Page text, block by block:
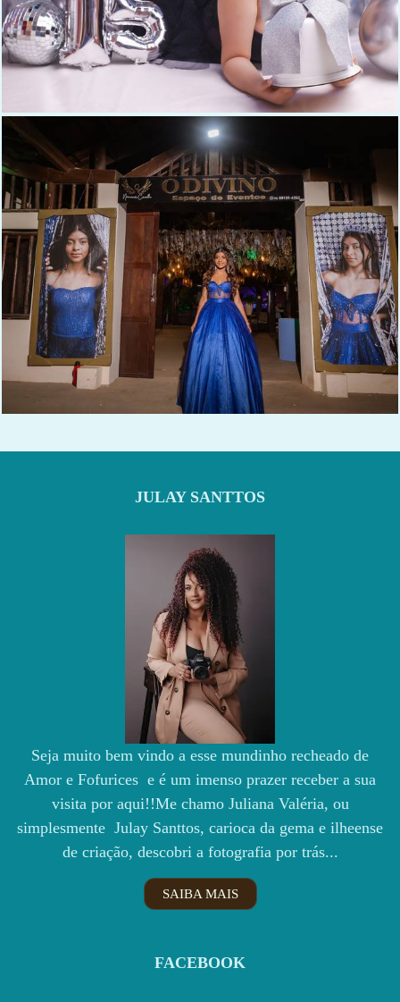
0
228 0
JULAY SANTTOS
Seja muito bem vindo a esse mundinho recheado de
Amor e Fofurices e é um imenso prazer receber a sua
visita por aqui!!Me chamo Juliana Valéria, ou
simplesmente Julay Santtos, carioca da gema e ilheense
de criação, descobri a fotografia por trás...
SAIBA MAIS
FACEBOOK